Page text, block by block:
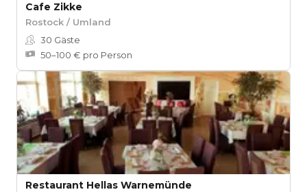
Cafe Zikke
Rostock / Umland
30 Gäste
50–100 € pro Person
Restaurant Hellas Warnemünde